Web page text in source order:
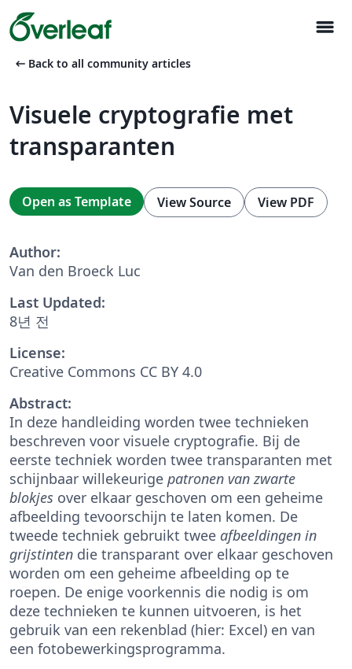
menu
arrow_left_alt Back to all community articles
Visuele cryptografie met
transparanten
Open as Template View Source View PDF
Author:
Van den Broeck Luc
Last Updated:
8년 전
License:
Creative Commons CC BY 4.0
Abstract:
In deze handleiding worden twee technieken
beschreven voor visuele cryptografie. Bij de
eerste techniek worden twee transparanten met
schijnbaar willekeurige patronen van zwarte
blokjes over elkaar geschoven om een geheime
afbeelding tevoorschijn te laten komen. De
tweede techniek gebruikt twee afbeeldingen in
grijstinten die transparant over elkaar geschoven
worden om een geheime afbeelding op te
roepen. De enige voorkennis die nodig is om
deze technieken te kunnen uitvoeren, is het
gebruik van een rekenblad (hier: Excel) en van
een fotobewerkingsprogramma.